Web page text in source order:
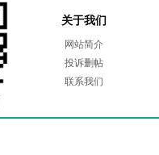
关于我们
网站简介
投诉删帖
联系我们